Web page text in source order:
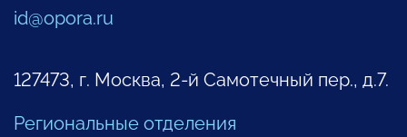
id@opora.ru
127473, г. Москва, 2-й Самотечный пер., д.7.
Региональные отделения